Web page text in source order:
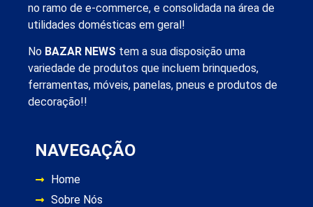
no ramo de e-commerce, e consolidada na área de
utilidades domésticas em geral!
No BAZAR NEWS tem a sua disposição uma
variedade de produtos que incluem brinquedos,
ferramentas, móveis, panelas, pneus e produtos de
decoração!!
NAVEGAÇÃO
Home
Sobre Nós